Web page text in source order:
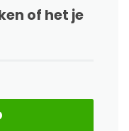
of het je